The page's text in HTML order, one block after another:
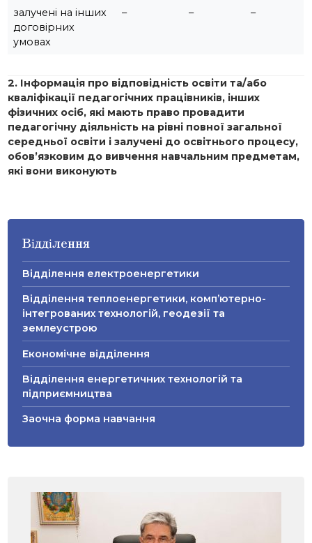
залучені на інших
договірних
умовах
– – –
2. Інформація про відповідність освіти та/або
кваліфікації педагогічних працівників, інших
фізичних осіб, які мають право провадити
педагогічну діяльність на рівні повної загальної
середньої освіти і залучені до освітнього процесу,
обов’язковим до вивчення навчальним предметам,
які вони виконують
Відділення
Відділення електроенергетики
Відділення теплоенергетики, комп’ютерно-
інтегрованих технологій, геодезії та
землеустрою
Економічне відділення
Відділення енергетичних технологій та
підприємництва
Заочна форма навчання